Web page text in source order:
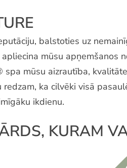
balstoties uz
mūsu apņemšanos
mūsu aizrautība,
ka cilvēki visā
ikdienu.
KURAM